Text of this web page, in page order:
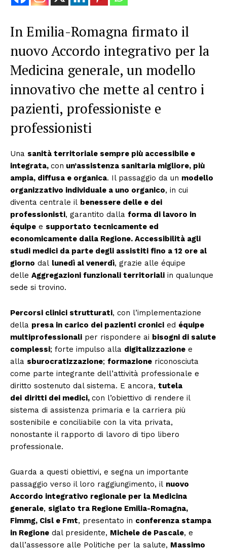
In Emilia-Romagna firmato il
nuovo Accordo integrativo per la
Medicina generale, un modello
innovativo che mette al centro i
pazienti, professioniste e
professionisti
Una sanità territoriale sempre più accessibile e
integrata, con un’assistenza sanitaria migliore, più
ampia, diffusa e organica. Il passaggio da un modello
organizzativo individuale a uno organico, in cui
diventa centrale il benessere delle e dei
professionisti, garantito dalla forma di lavoro in
équipe e supportato tecnicamente ed
economicamente dalla Regione. Accessibilità agli
studi medici da parte degli assistiti fino a 12 ore al
giorno dal lunedì al venerdì, grazie alle équipe
delle Aggregazioni funzionali territoriali in qualunque
sede si trovino.
Percorsi clinici strutturati, con l’implementazione
della presa in carico dei pazienti cronici ed équipe
multiprofessionali per rispondere ai bisogni di salute
complessi; forte impulso alla digitalizzazione e
alla sburocratizzazione; formazione riconosciuta
come parte integrante dell’attività professionale e
diritto sostenuto dal sistema. E ancora, tutela
dei diritti dei medici, con l’obiettivo di rendere il
sistema di assistenza primaria e la carriera più
sostenibile e conciliabile con la vita privata,
nonostante il rapporto di lavoro di tipo libero
professionale.
Guarda a questi obiettivi, e segna un importante
passaggio verso il loro raggiungimento, il nuovo
Accordo integrativo regionale per la Medicina
generale, siglato tra Regione Emilia-Romagna,
Fimmg, Cisl e Fmt, presentato in conferenza stampa
in Regione dal presidente, Michele de Pascale, e
dall’assessore alle Politiche per la salute, Massimo